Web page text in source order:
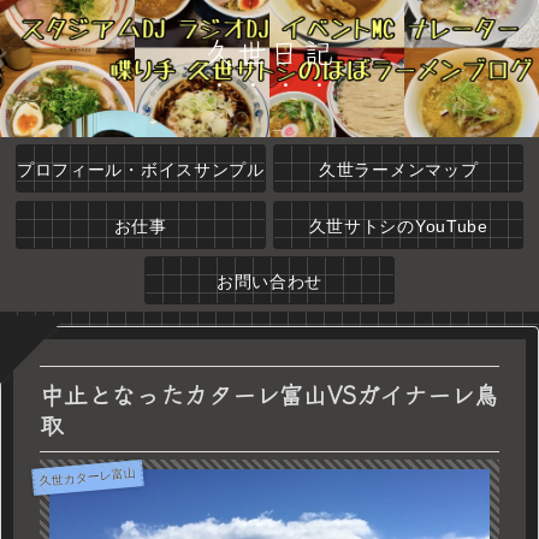
久世日記
プロフィール・ボイスサンプル 久世ラーメンマップ
お仕事 久世サトシのYouTube
お問い合わせ
中止となったカターレ富山VSガイナーレ鳥
取
久世カターレ富山